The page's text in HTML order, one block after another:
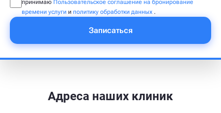
принимаю Пользовательское соглашение на бронирование
времени услуги и политику обработки данных .
Записаться
Адреса наших клиник